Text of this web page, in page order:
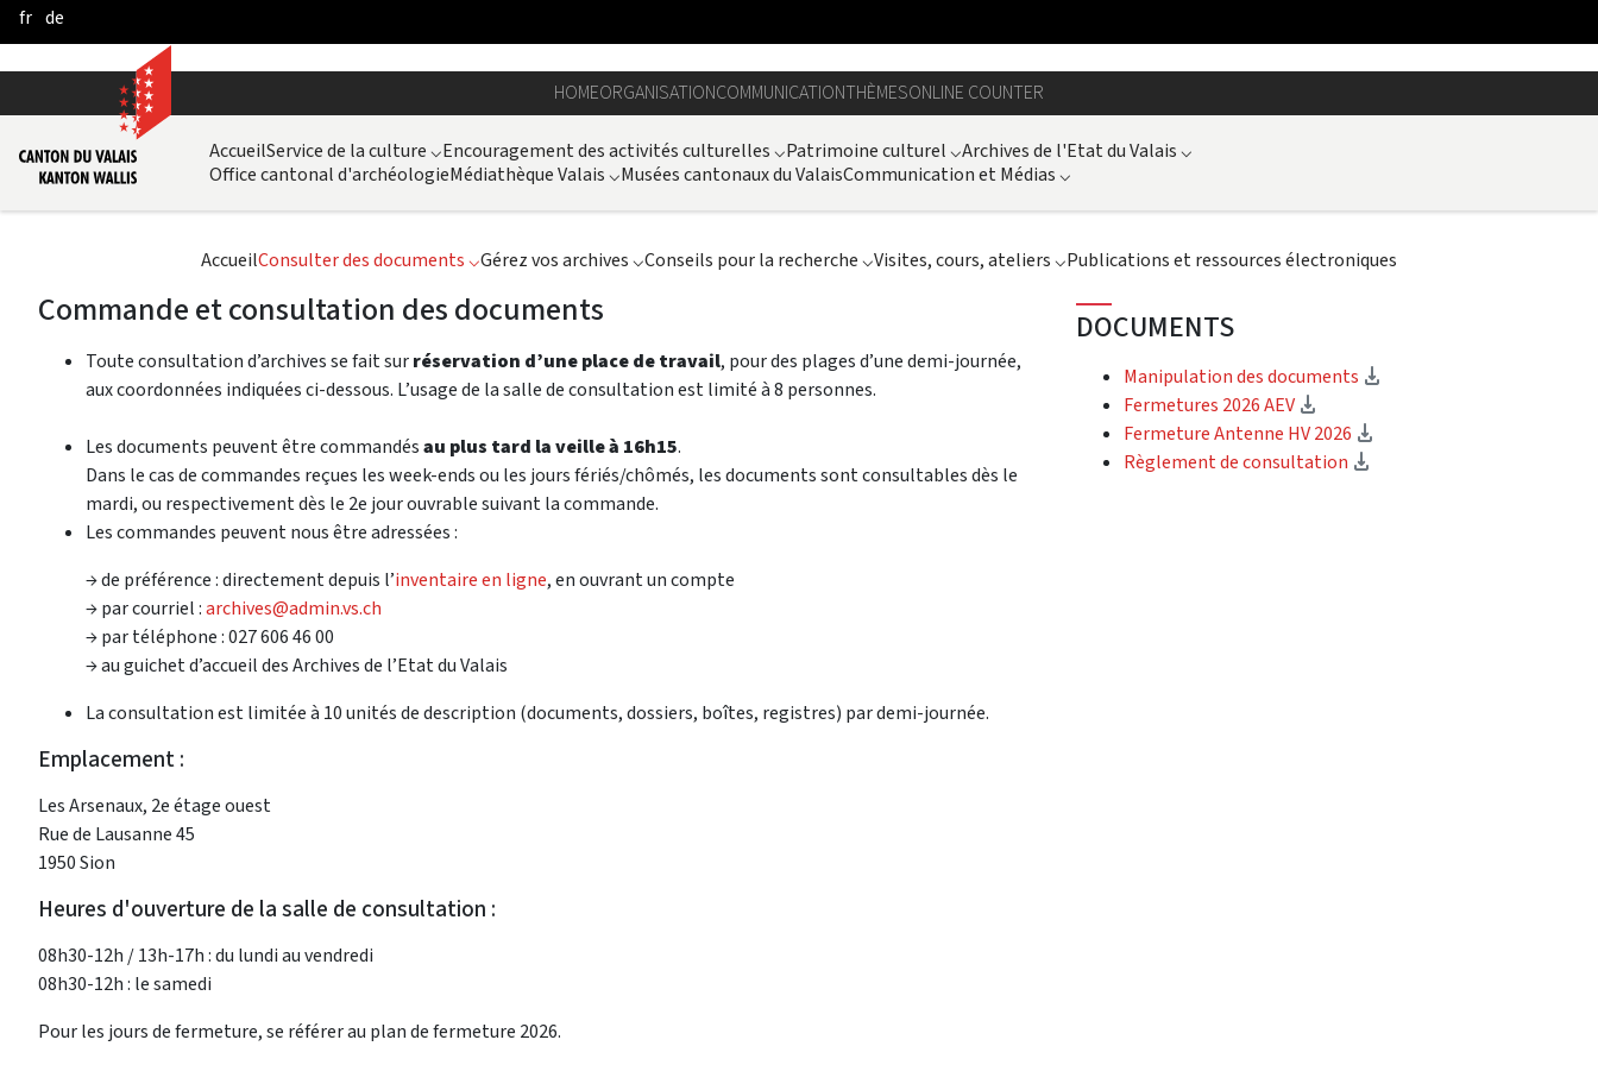
Skip to Main Content
fr de
HOMEORGANISATIONCOMMUNICATIONTHÈMESONLINE COUNTER
AccueilService de la culture ⌵Encouragement des activités culturelles ⌵Patrimoine culturel ⌵Archives de l'Etat du Valais ⌵
Office cantonal d'archéologieMédiathèque Valais ⌵Musées cantonaux du ValaisCommunication et Médias ⌵
AccueilConsulter des documents ⌵Gérez vos archives ⌵Conseils pour la recherche ⌵Visites, cours, ateliers ⌵Publications et ressources électroniques
Commande et consultation des documents
Toute consultation d’archives se fait surréservation d’une place de travail, pour des plages d’une demi-journée,
aux coordonnées indiquées ci-dessous.​ L’usage de la salle de consultation est limité à 8 personnes.
Les documents peuvent être commandésau plus tard la veille à 16h15.
Dans le cas de commandes reçues les week-ends ou les jours fériés/chômés, les documents sont consultables dès le
mardi, ou respectivement dès le 2e jour ouvrable suivant la commande.
Les commandes peuvent nous être adressées :
→ de préférence : directement depuis l’inventaire en ligne, en ouvrant un compte
→ par courriel :archives@admin.vs.ch
→ par téléphone : 027 606 46 00
→ au guichet d’accueil des Archives de l’Etat du Valais
La consultation est limitée à 10 unités de description (documents, dossiers, boîtes, registres) par demi-journée.
Emplacement :
Les Arsenaux, 2e étage ouest
Rue de Lausanne 45
1950 Sion
Heures d'ouverture de la salle de consultation :
08h30-12h / 13h-17h : du lundi au vendredi
08h30-12h : le samedi
Pour les jours de fermeture, se référer au plan de fermeture 2026.
DOCUMENTS
Manipulation des documents
Fermetures 2026 AEV
Fermeture Antenne HV 2026
Règlement de consultation